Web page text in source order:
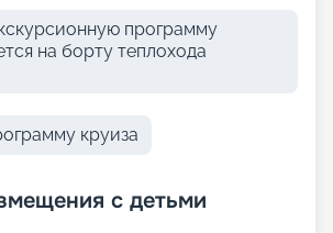
программу
на борту теплохода
круиза
с детьми